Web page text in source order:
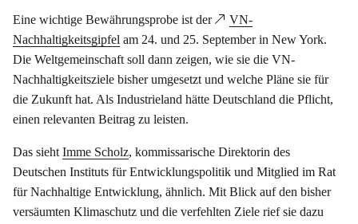
Eine wichtige Bewährungsprobe ist der
VN-
Nachhaltigkeitsgipfel am 24. und 25. September in New York.
Die Weltgemeinschaft soll dann zeigen, wie sie die VN-
Nachhaltigkeitsziele bisher umgesetzt und welche Pläne sie für
die Zukunft hat. Als Industrieland hätte Deutschland die Pflicht,
einen relevanten Beitrag zu leisten.
Das sieht Imme Scholz, kommissarische Direktorin des
Deutschen Instituts für Entwicklungspolitik und Mitglied im Rat
für Nachhaltige Entwicklung, ähnlich. Mit Blick auf den bisher
versäumten Klimaschutz und die verfehlten Ziele rief sie dazu